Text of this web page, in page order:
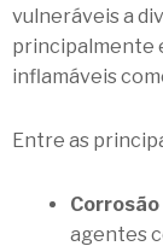
vulneráveis a
principalmente
inflamáveis
Entre as
agentes